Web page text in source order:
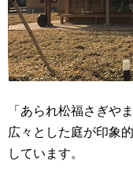
「あられ松福さぎや
広々とした庭が印象
しています。